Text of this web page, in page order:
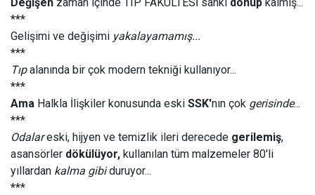
***
Gelişimi ve değişimi yakalayamamış...
***
Tıp alanında bir çok modern tekniği kullanıyor...
***
Ama Halkla İlişkiler konusunda eski SSK'nın çok gerisinde...
***
Odalar eski, hijyen ve temizlik ileri derecede gerilemiş,
asansörler dökülüyor, kullanılan tüm malzemeler 80'li
yıllardan kalma gibi duruyor...
***